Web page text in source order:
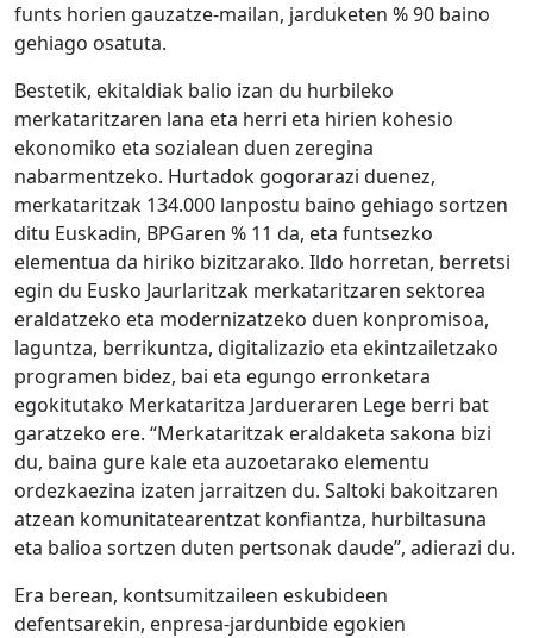
funts horien gauzatze-mailan, jarduketen % 90 baino
gehiago osatuta.
Bestetik, ekitaldiak balio izan du hurbileko
merkataritzaren lana eta herri eta hirien kohesio
ekonomiko eta sozialean duen zeregina
nabarmentzeko. Hurtadok gogorarazi duenez,
merkataritzak 134.000 lanpostu baino gehiago sortzen
ditu Euskadin, BPGaren % 11 da, eta funtsezko
elementua da hiriko bizitzarako. Ildo horretan, berretsi
egin du Eusko Jaurlaritzak merkataritzaren sektorea
eraldatzeko eta modernizatzeko duen konpromisoa,
laguntza, berrikuntza, digitalizazio eta ekintzailetzako
programen bidez, bai eta egungo erronketara
egokitutako Merkataritza Jardueraren Lege berri bat
garatzeko ere. “Merkataritzak eraldaketa sakona bizi
du, baina gure kale eta auzoetarako elementu
ordezkaezina izaten jarraitzen du. Saltoki bakoitzaren
atzean komunitatearentzat konfiantza, hurbiltasuna
eta balioa sortzen duten pertsonak daude”, adierazi du.
Era berean, kontsumitzaileen eskubideen
defentsarekin, enpresa-jardunbide egokien